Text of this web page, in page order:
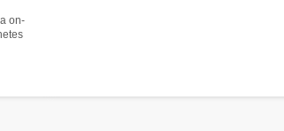
on-